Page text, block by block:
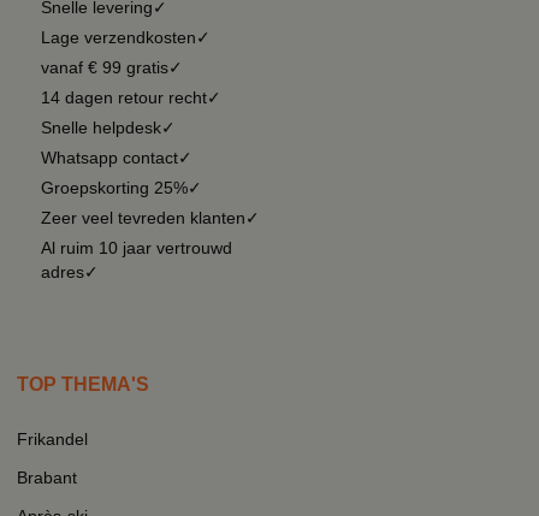
Snelle levering✓
Lage verzendkosten✓
vanaf € 99 gratis✓
14 dagen retour recht✓
Snelle helpdesk✓
Whatsapp contact✓
Groepskorting 25%✓
Zeer veel tevreden klanten✓
Al ruim 10 jaar vertrouwd
adres✓
TOP THEMA'S
Frikandel
Brabant